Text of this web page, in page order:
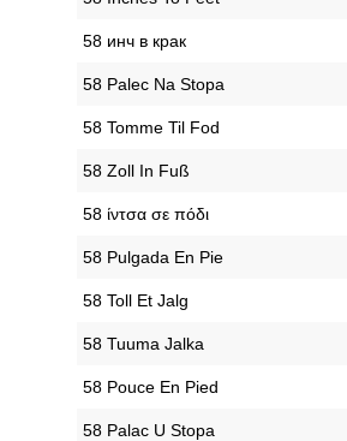
‎58 инч в крак
‎58 Palec Na Stopa
‎58 Tomme Til Fod
‎58 Zoll In Fuß
‎58 ίντσα σε πόδι
‎58 Pulgada En Pie
‎58 Toll Et Jalg
‎58 Tuuma Jalka
‎58 Pouce En Pied
‎58 Palac U Stopa